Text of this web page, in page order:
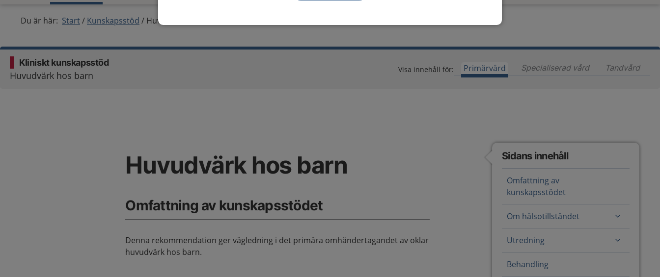
Du är här: Start Kunskapsstöd Huvudvärk hos barn
Kliniskt kunskapsstöd
Huvudvärk hos barn
Visa innehåll för: Primärvård Specialiserad vårdInnehåll för
Tandvård
Huvudvärk hos barn
Omfattning av kunskapsstödet
Denna rekommendation ger vägledning i det primära omhändertagandet av oklar
huvudvärk hos barn.
Sidans innehåll
Omfattning av
kunskapsstödet
Om hälsotillståndet
Utredning
Behandling